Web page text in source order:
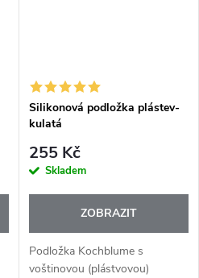
Silikonová podložka plástev-
kulatá
255 Kč
Skladem
ZOBRAZIT
Podložka Kochblume s
voštinovou (plástvovou)